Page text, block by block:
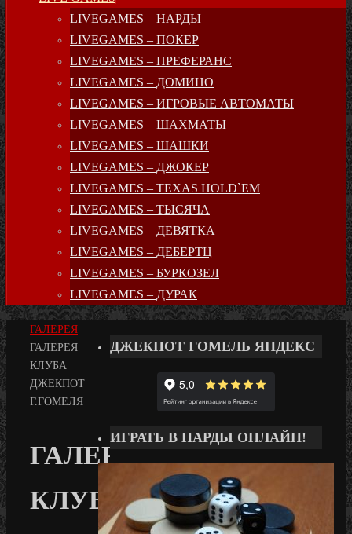
LIVEGAMES – НАРДЫ
LIVEGAMES – ПОКЕР
LIVEGAMES – ПРЕФЕРАНС
LIVEGAMES – ДОМИНО
LIVEGAMES – ИГРОВЫЕ АВТОМАТЫ
LIVEGAMES – ШАХМАТЫ
LIVEGAMES – ШАШКИ
LIVEGAMES – ДЖОКЕР
LIVEGAMES – TEXAS HOLD`EM
LIVEGAMES – ТЫСЯЧА
LIVEGAMES – ДЕВЯТКА
LIVEGAMES – ДЕБЕРТЦ
LIVEGAMES – БУРКОЗЕЛ
LIVEGAMES – ДУРАК
ГЛАВНАЯ
ГАЛЕРЕЯ
ГАЛЕРЕЯ
КЛУБА
ДЖЕКПОТ
Г.ГОМЕЛЯ
ГАЛЕРЕЯ
КЛУБА
ДЖЕКПОТ ГОМЕЛЬ ЯНДЕКС
ИГРАТЬ В НАРДЫ ОНЛАЙН!